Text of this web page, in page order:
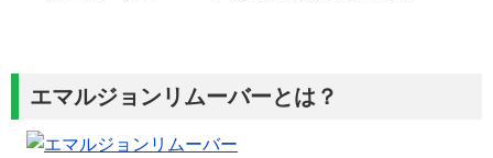
エマルジョンリムーバーとは？